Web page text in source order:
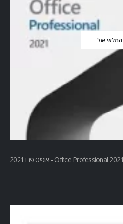
המלאי אזל
Office Professional 2021 - אופיס פרו 2021